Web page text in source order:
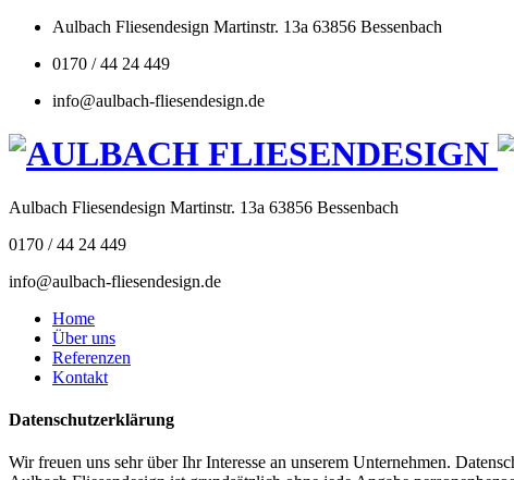
Aulbach Fliesendesign Martinstr. 13a 63856 Bessenbach
0170 / 44 24 449
info@aulbach-fliesendesign.de
Aulbach Fliesendesign Martinstr. 13a 63856 Bessenbach
0170 / 44 24 449
info@aulbach-fliesendesign.de
Home
Über uns
Referenzen
Kontakt
Datenschutzerklärung
Wir freuen uns sehr über Ihr Interesse an unserem Unternehmen.